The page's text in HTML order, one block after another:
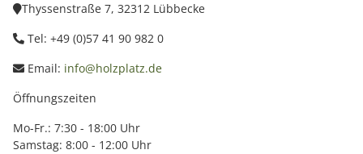
Thyssenstraße 7, 32312 Lübbecke
Tel: +49 (0)57 41 90 982 0
Email: info@holzplatz.de
Öffnungszeiten
Mo-Fr.: 7:30 - 18:00 Uhr
Samstag: 8:00 - 12:00 Uhr